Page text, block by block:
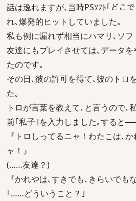
話は逸れますが､当時PSｿﾌﾄ｢どこ
れ､爆発的ヒットしていました｡
私も例に漏れず相当にハマリ､ソ
友達にもプレイさせては､データ
たのです｡
その日､彼の許可を得て､彼のトロ
た｡
トロが言葉を教えて､と言うので､
前｢私子｣を入力しました｡すると──
『トロしってるニャ！わたこは､
ャ！』
(……友達？)
『かれやは､すきでも､きらいでも
｢……どういうこと？｣